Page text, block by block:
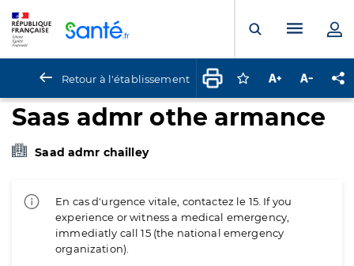
Ouvrir laMenu
Retour à l'établissement Connectez-vous
Augmenter la
Saas admr othe armance
Saad admr chailley
En cas d'urgence vitale, contactez le 15. If you
experience or witness a medical emergency,
immediatly call 15 (the national emergency
organization).